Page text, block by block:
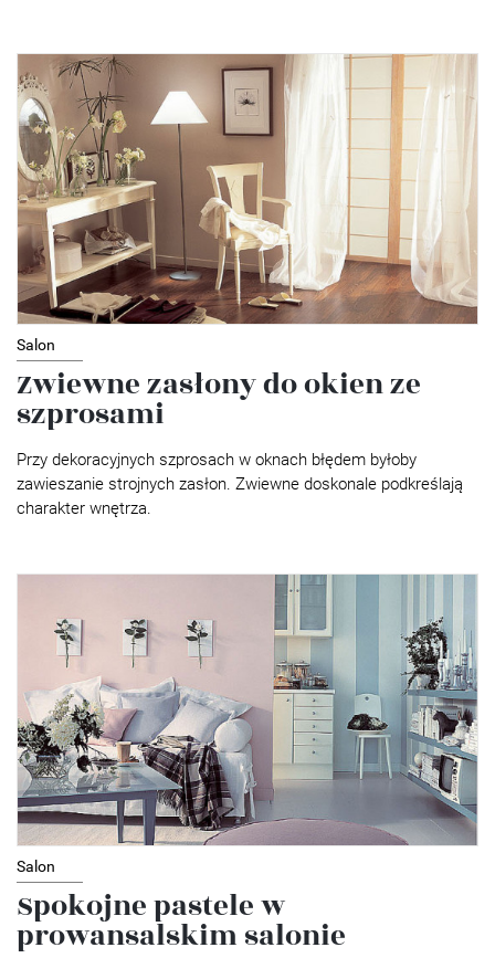
Salon
Zwiewne zasłony do okien ze
szprosami
Przy dekoracyjnych szprosach w oknach błędem byłoby
zawieszanie strojnych zasłon. Zwiewne doskonale podkreślają
charakter wnętrza.
Salon
Spokojne pastele w
prowansalskim salonie